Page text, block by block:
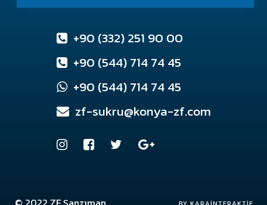
+90 (332) 251 90 00
+90 (544) 714 74 45
+90 (544) 714 74 45
zf-sukru@konya-zf.com